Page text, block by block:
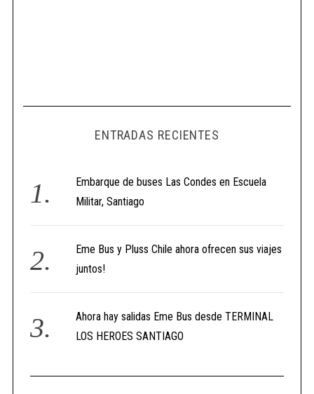
ENTRADAS RECIENTES
Embarque de buses Las Condes en Escuela
Militar, Santiago
Eme Bus y Pluss Chile ahora ofrecen sus viajes
juntos!
Ahora hay salidas Eme Bus desde TERMINAL
LOS HEROES SANTIAGO